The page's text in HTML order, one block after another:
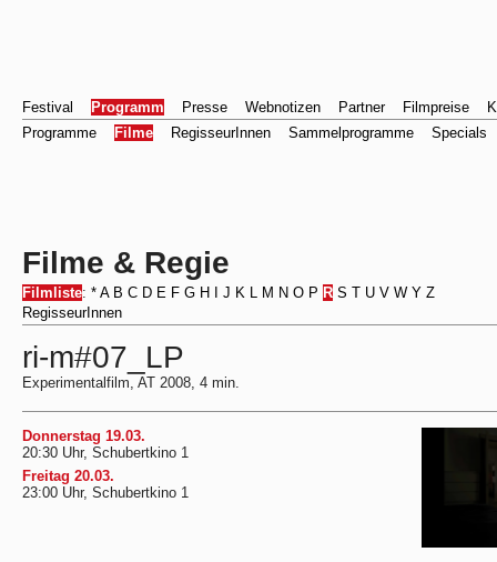
Festival Programm Presse Webnotizen Partner Filmpreise
Programme
Filme RegisseurInnen Sammelprogramme Specials
Filme & Regie
Filmliste: * A B C D E F G H J K L M N O P R S T U V W Y Z
RegisseurInnen
ri-m#07_LP
Experimentalfilm, AT 2008, 4 min.
Donnerstag 19.03.
20:30 Uhr, Schubertkino 1
Freitag 20.03.
23:00 Uhr, Schubertkino 1